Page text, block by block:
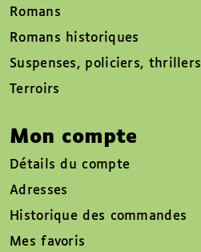
Romans
Romans historiques
Suspenses, policiers, thrillers
Terroirs
Mon compte
Détails du compte
Adresses
Historique des commandes
Mes favoris